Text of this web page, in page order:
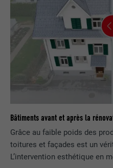
Bâtiments avant et après la
Grâce au faible poids des
toitures et façades est un
L’intervention esthétique en
UTILITÉ
pour
sur la
site
_gaexp
EXPIRATION 90 jours
Est
autorise
contient
FOURNISSEUR
EXPIRATION Session
FOURNISSEUR LinkedIn
EXPIRATION Session